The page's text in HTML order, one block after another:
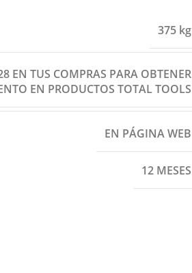
375 kg
EN TUS COMPRAS PARA OBTENER
EN PRODUCTOS TOTAL TOOLS
EN PÁGINA WEB
12 MESES